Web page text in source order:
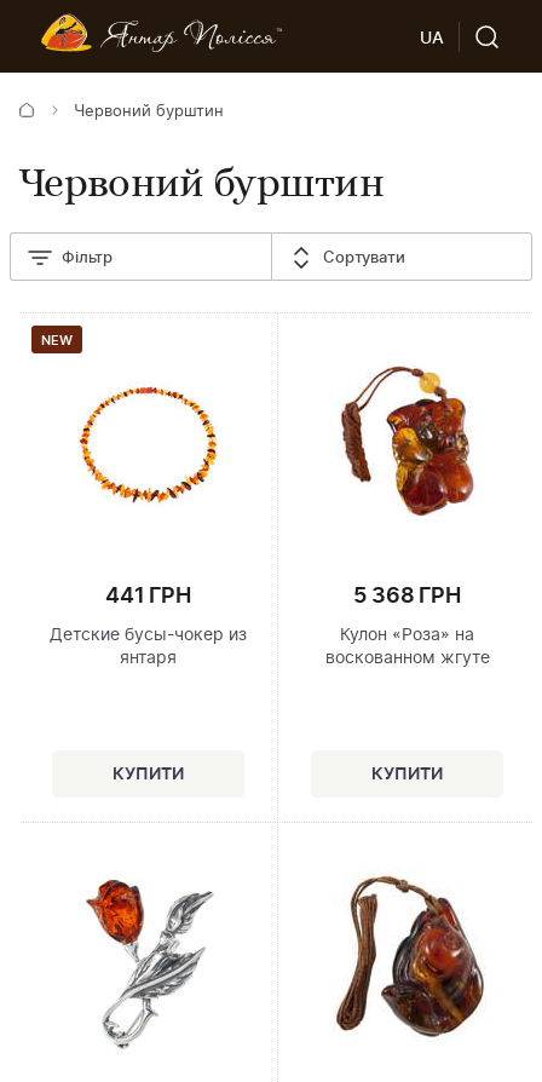
UA
Червоний бурштин
Червоний бурштин
Фільтр Сортувати
NEW
441 ГРН
Детские бусы-чокер из
янтаря
5 368 ГРН
Кулон «Роза» на
воскованном жгуте